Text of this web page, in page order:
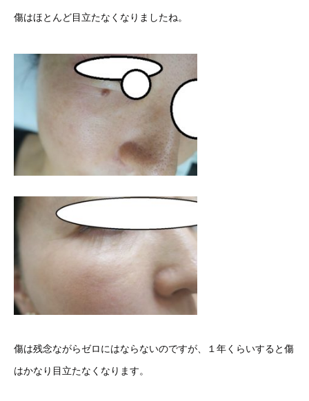
傷はほとんど目立たなくなりましたね。
傷は残念ながらゼロにはならないのですが、１年くらいすると傷
はかなり目立たなくなります。